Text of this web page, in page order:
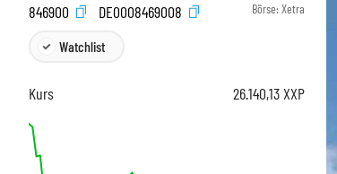
846900
DE0008469008 Börse: Xetra
Watchlist
Kurs 26.140,13XXP